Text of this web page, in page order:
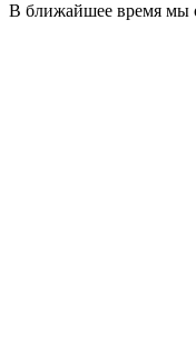
В ближайшее время мы